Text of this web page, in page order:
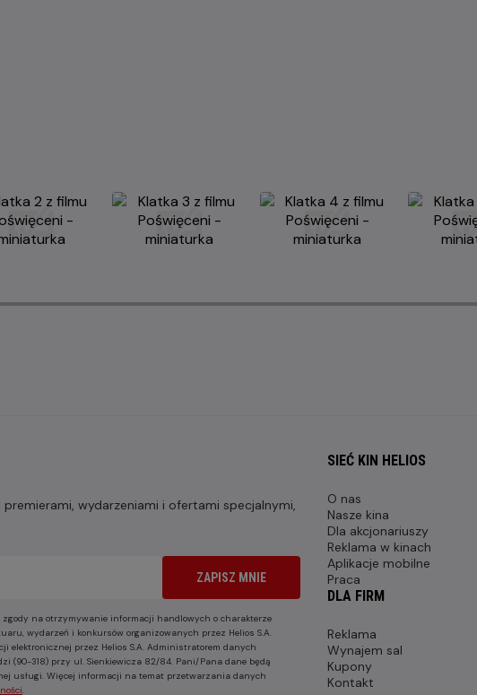
premierami, wydarzeniami i ofertami specjalnymi,
ZAPISZ MNIE
na otrzymywanie informacji handlowych o charakterze
wydarzeń i konkursów organizowanych przez Helios S.A.
elektronicznej przez Helios S.A. Administratorem danych
(90-318) przy ul. Sienkiewicza 82/84. Pani/Pana dane będą
usługi. Więcej informacji na temat przetwarzania danych
.
SIEĆ KIN HELIOS
O nas
Nasze kina
Dla akcjonariuszy
Reklama w kinach
Aplikacje mobilne
Praca
DLA FIRM
Reklama
Wynajem sal
Kupony
Kontakt